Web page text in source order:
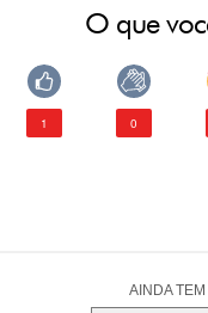
O que
1 0
AINDA